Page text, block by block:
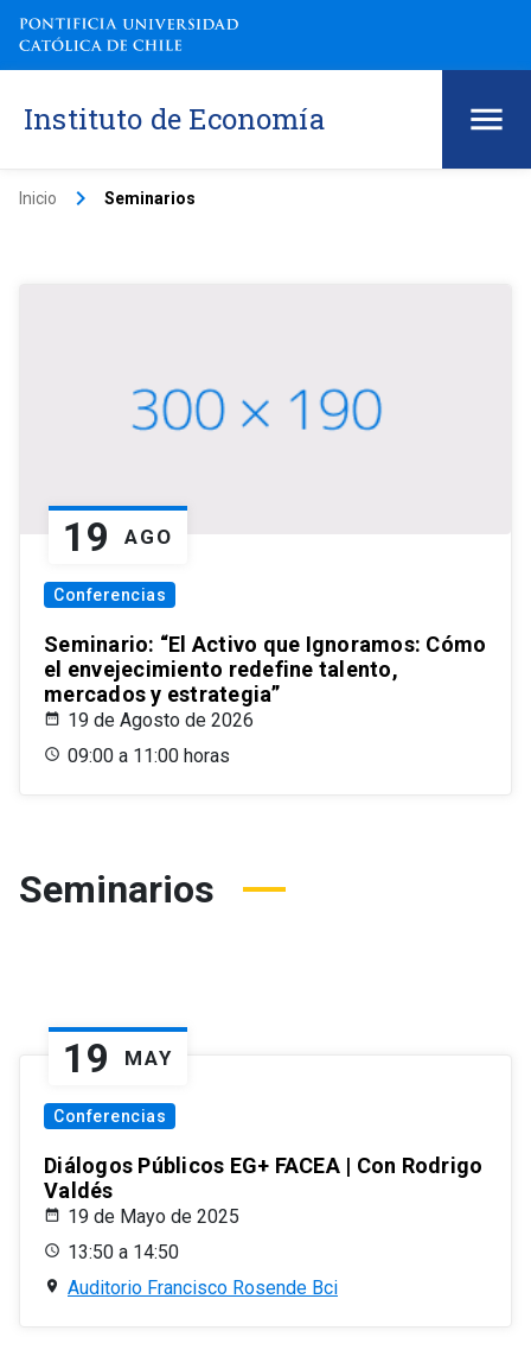
Instituto de Economía
Inicio keyboard_arrow_right Seminarios
19 AGO
Conferencias
Seminario: “El Activo que Ignoramos: Cómo
el envejecimiento redefine talento,
mercados y estrategia”
19 de Agosto de 2026
09:00 a 11:00 horas
Seminarios
19 MAY
Conferencias
Diálogos Públicos EG+ FACEA | Con Rodrigo
Valdés
19 de Mayo de 2025
13:50 a 14:50
Auditorio Francisco Rosende Bci